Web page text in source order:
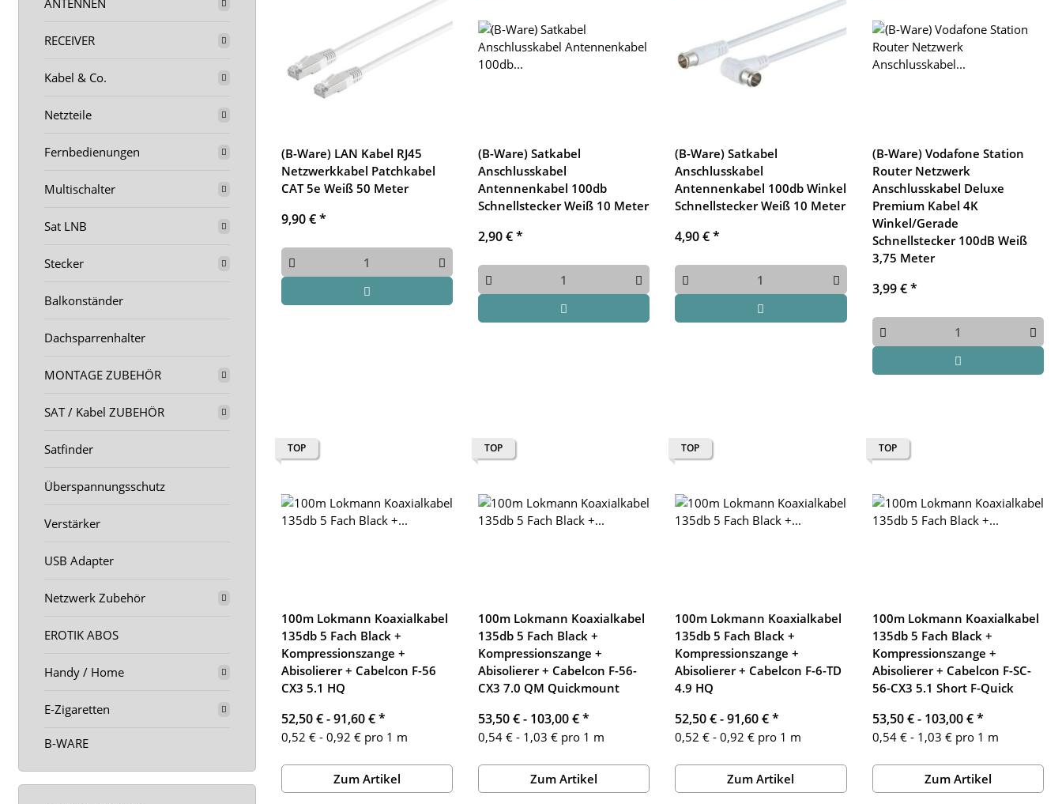
(B-Ware) LAN Kabel RJ45
Netzwerkkabel Patchkabel
CAT 5e Weiß 50 Meter
9,90 €*
(B-Ware) Satkabel
Anschlusskabel
Antennenkabel 100db
Schnellstecker Weiß 10 Meter
2,90 €*
(B-Ware) Satkabel
Anschlusskabel
Antennenkabel 100db Winkel
Schnellstecker Weiß 10 Meter
4,90 €*
(B-Ware) Vodafone Station
Router Netzwerk
Anschlusskabel Deluxe
Premium Kabel 4K
Winkel/Gerade
Schnellstecker 100dB Weiß
3,75 Meter
3,99 €*
TOP
100m Lokmann Koaxialkabel
135db 5 Fach Black +
Kompressionszange +
Abisolierer + Cabelcon F-56
CX3 5.1 HQ
52,50 € -91,60 €*
0,52 € - 0,92 € pro 1 m
Zum Artikel
TOP
100m Lokmann Koaxialkabel
135db 5 Fach Black +
Kompressionszange +
Abisolierer + Cabelcon F-56-
CX3 7.0 QM Quickmount
53,50 € - 103,00 €*
0,54 € - 1,03 € pro 1 m
Zum Artikel
TOP
100m Lokmann Koaxialkabel
135db 5 Fach Black +
Kompressionszange +
Abisolierer + Cabelcon F-6-TD
4.9 HQ
52,50 € -91,60 €*
0,52 € - 0,92 € pro 1 m
Zum Artikel
TOP
100m Lokmann Koaxialkabel
135db 5 Fach Black +
Kompressionszange +
Abisolierer + Cabelcon F-SC-
56-CX3 5.1 Short F-Quick
53,50 € - 103,00 €*
0,54 € - 1,03 € pro 1 m
Zum Artikel
ANTENNEN
RECEIVER
Kabel & Co.
Netzteile
Fernbedienungen
Multischalter
Sat LNB
Stecker
Balkonständer
Dachsparrenhalter
MONTAGE ZUBEHÖR
SAT / Kabel ZUBEHÖR
Satfinder
Überspannungsschutz
Verstärker
USB Adapter
Netzwerk Zubehör
EROTIK ABOS
Handy / Home
E-Zigaretten
B-WARE